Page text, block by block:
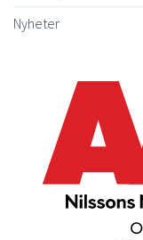
Nyheter